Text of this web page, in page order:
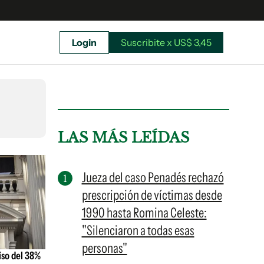
Suscribite x US$ 3,45
Login Suscribite x US$ 3,45
del 38%
LAS MÁS LEÍDAS
Jueza del caso Penadés rechazó
prescripción de víctimas desde
1990 hasta Romina Celeste:
"Silenciaron a todas esas
personas"